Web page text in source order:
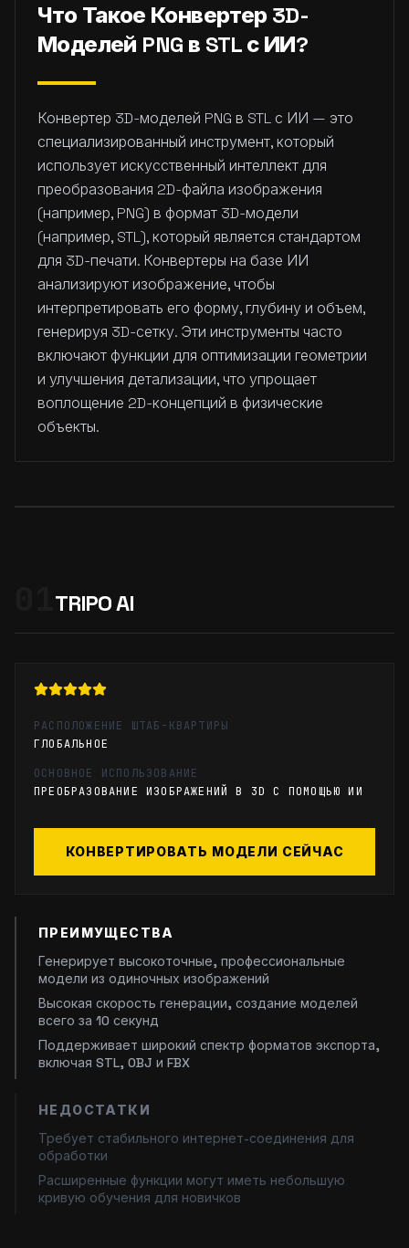
Что Такое Конвертер 3D-
Моделей PNG в STL с ИИ?
Конвертер 3D-моделей PNG в STL с ИИ — это
специализированный инструмент, который
использует искусственный интеллект для
преобразования 2D-файла изображения
(например, PNG) в формат 3D-модели
(например, STL), который является стандартом
для 3D-печати. Конвертеры на базе ИИ
анализируют изображение, чтобы
интерпретировать его форму, глубину и объем,
генерируя 3D-сетку. Эти инструменты часто
включают функции для оптимизации геометрии
и улучшения детализации, что упрощает
воплощение 2D-концепций в физические
объекты.
TRIPO AI
РАСПОЛОЖЕНИЕ ШТАБ-КВАРТИРЫ
ГЛОБАЛЬНОЕ
ОСНОВНОЕ ИСПОЛЬЗОВАНИЕ
ПРЕОБРАЗОВАНИЕ ИЗОБРАЖЕНИЙ В 3D С ПОМОЩЬЮ ИИ
КОНВЕРТИРОВАТЬ МОДЕЛИ СЕЙЧАС
ПРЕИМУЩЕСТВА
Генерирует высокоточные, профессиональные
модели из одиночных изображений
Высокая скорость генерации, создание моделей
всего за 10 секунд
Поддерживает широкий спектр форматов экспорта,
включая STL, OBJ и FBX
НЕДОСТАТКИ
Требует стабильного интернет-соединения для
обработки
Расширенные функции могут иметь небольшую
кривую обучения для новичков